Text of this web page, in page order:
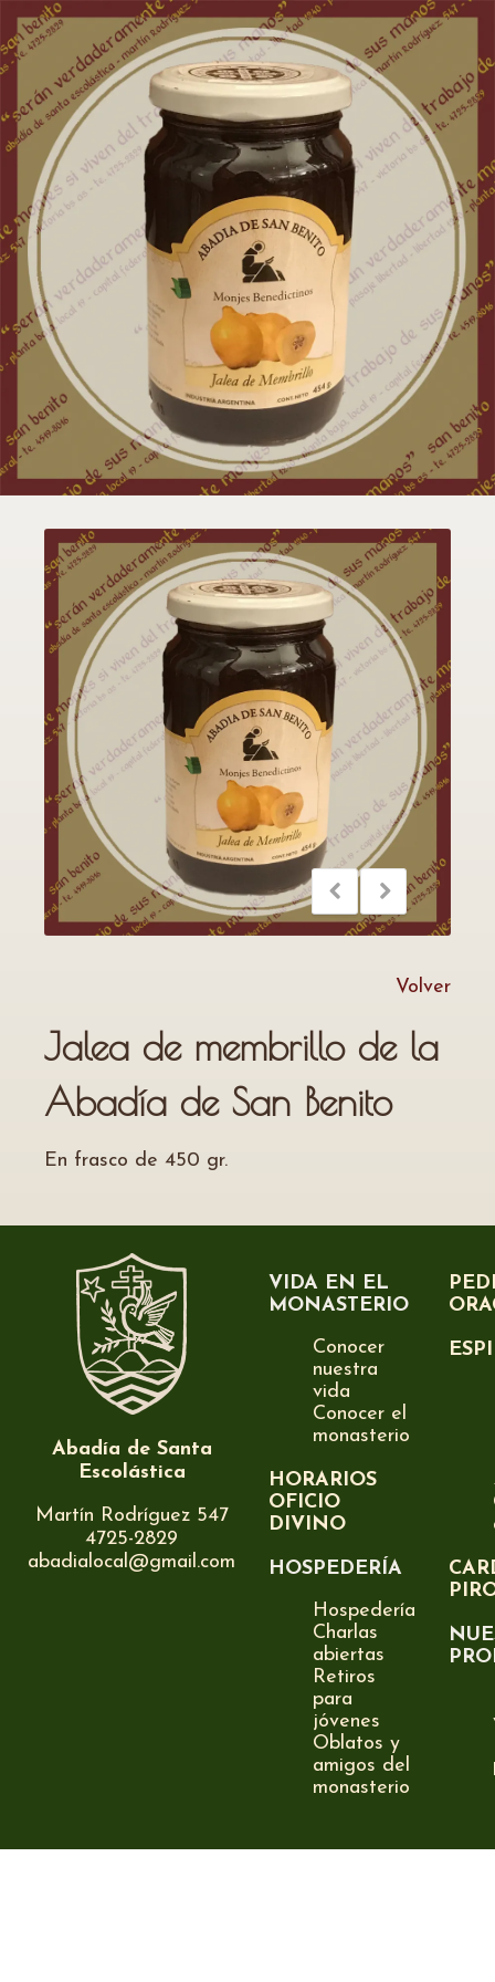
Volver
Jalea de membrillo de la
Abadía de San Benito
En frasco de 450 gr.
Abadía de Santa
Escolástica
Martín Rodríguez 547
4725-2829
abadialocal@gmail.com
VIDA EN EL
MONASTERIO
Conocer
nuestra
vida
Conocer el
monasterio
HORARIOS
OFICIO
DIVINO
HOSPEDERÍA
Hospedería
Charlas
abiertas
Retiros
para
jóvenes
Oblatos y
amigos del
monasterio